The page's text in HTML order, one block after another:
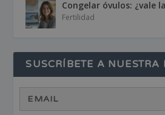
Congelar óvulos: ¿vale
Fertilidad
SUSCRÍBETE A NUESTRA